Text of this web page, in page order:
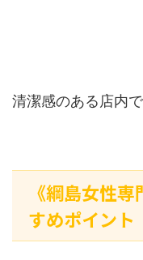
清潔感のある店内で
《綱島女性
すめポイント